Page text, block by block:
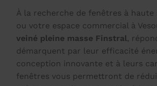
À la recherche de fenêtres à
ou votre espace commercial à
veiné pleine masse Finstral,
démarquent par leur efficacité
conception innovante et à leurs
fenêtres vous permettront de